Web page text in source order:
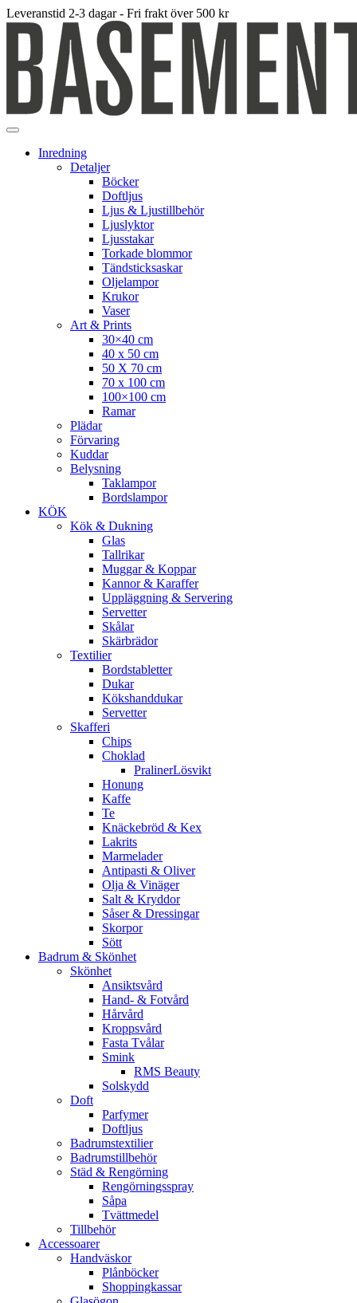
Leveranstid 2-3 dagar - Fri frakt över 500 kr
Inredning
Detaljer
Böcker
Doftljus
Ljus & Ljustillbehör
Ljuslyktor
Ljusstakar
Torkade blommor
Tändsticksaskar
Oljelampor
Krukor
Vaser
Art & Prints
30×40 cm
40 x 50 cm
50 X 70 cm
70 x 100 cm
100×100 cm
Ramar
Plädar
Förvaring
Kuddar
Belysning
Taklampor
Bordslampor
KÖK
Kök & Dukning
Glas
Tallrikar
Muggar & Koppar
Kannor & Karaffer
Uppläggning & Servering
Servetter
Skålar
Skärbrädor
Textilier
Bordstabletter
Dukar
Kökshanddukar
Servetter
Skafferi
Chips
Choklad
PralinerLösvikt
Honung
Kaffe
Te
Knäckebröd & Kex
Lakrits
Marmelader
Antipasti & Oliver
Olja & Vinäger
Salt & Kryddor
Såser & Dressingar
Skorpor
Sött
Badrum & Skönhet
Skönhet
Ansiktsvård
Hand- & Fotvård
Hårvård
Kroppsvård
Fasta Tvålar
Smink
RMS Beauty
Solskydd
Doft
Parfymer
Doftljus
Badrumstextilier
Badrumstillbehör
Städ & Rengörning
Rengörningsspray
Såpa
Tvättmedel
Tillbehör
Accessoarer
Handväskor
Plånböcker
Shoppingkassar